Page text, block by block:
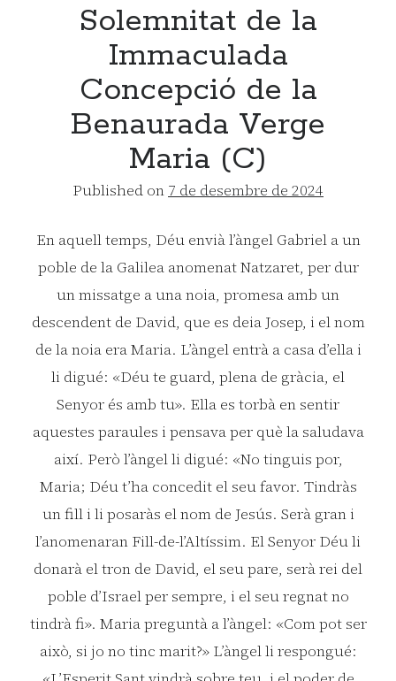
Solemnitat de la
Immaculada
Concepció de la
Benaurada Verge
Maria (C)
Published on 7 de desembre de 2024
En aquell temps, Déu envià l’àngel Gabriel a un
poble de la Galilea anomenat Natzaret, per dur
un missatge a una noia, promesa amb un
descendent de David, que es deia Josep, i el nom
de la noia era Maria. L’àngel entrà a casa d’ella i
li digué: «Déu te guard, plena de gràcia, el
Senyor és amb tu». Ella es torbà en sentir
aquestes paraules i pensava per què la saludava
així. Però l’àngel li digué: «No tinguis por,
Maria; Déu t’ha concedit el seu favor. Tindràs
un fill i li posaràs el nom de Jesús. Serà gran i
l’anomenaran Fill-de-l’Altíssim. El Senyor Déu li
donarà el tron de David, el seu pare, serà rei del
poble d’Israel per sempre, i el seu regnat no
tindrà fi». Maria preguntà a l’àngel: «Com pot ser
això, si jo no tinc marit?» L’àngel li respongué: